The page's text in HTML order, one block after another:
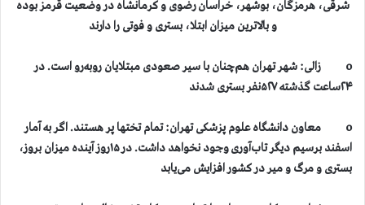
شرقی، هرمزگان، بوشهر، خراسان رضوی و کرمانشاه در وضعیت قرمز بوده
و بالاترین میزان ابتلا، بستری و فوتی را دارند
o زالی: شهر تهران هم‌چنان با سیر صعودی مبتلایان روبه‌رو است. در
۲۴ساعت گذشته ۵۲۷نفر بستری شدند
o معاون دانشگاه علوم پزشکی تهران: تمام تختها پر هستند. اگر به آمار
اسفند برسیم دیگر تاب‌آوری وجود نخواهد داشت. در ۱۵روز آینده میزان بروز،
بستری و مرگ و میر در کشور افزایش می‌یابد